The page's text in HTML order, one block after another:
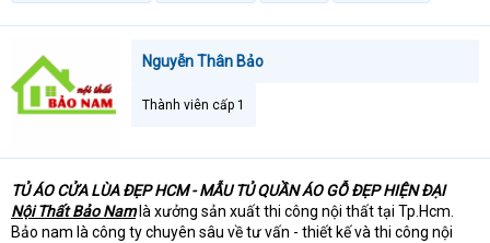
e
a
s
t
a
e
r
y
g
i
h
ó
Nguyễn Thân Bảo
Thành viên cấp 1
TỦ ÁO CỬA LÙA ĐẸP HCM - MẪU TỦ QUẦN ÁO GỖ ĐẸP HIỆN ĐẠI
Nội Thất Bảo Namlà xưởng sản xuất thi công nội thất tại Tp.Hcm.
Bảo nam là công ty chuyên sâu về tư vấn - thiết kế và thi công nội